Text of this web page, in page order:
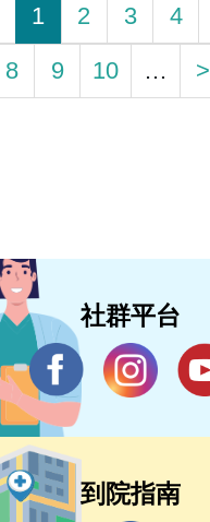
1 2 3 4
8
9 10 … >
社群平台
到院指南